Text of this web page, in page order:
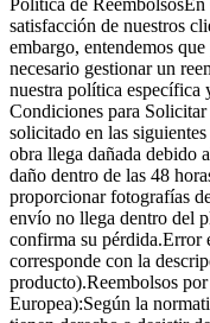
Política de
satisfacción de nuestros
embargo, entendemos
necesario gestionar un
nuestra política específica
Condiciones para
solicitado en las
obra llega dañada debido
daño dentro de las 48
proporcionar fotografías
envío no llega dentro del
confirma su pérdida.Error
corresponde con la
producto).Reembolsos
Europea):Según la